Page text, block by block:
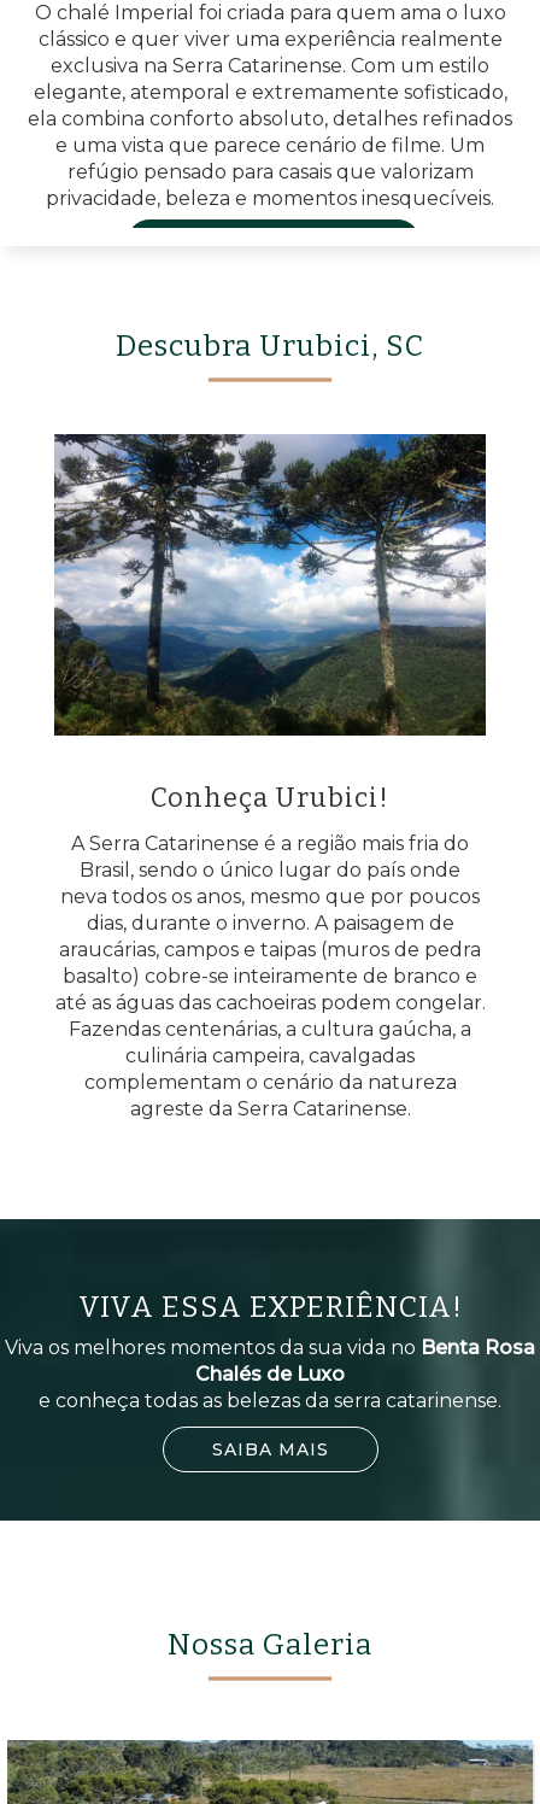
O chalé Imperial foi criada para quem ama o luxo
clássico e quer viver uma experiência realmente
exclusiva na Serra Catarinense. Com um estilo
elegante, atemporal e extremamente sofisticado,
ela combina conforto absoluto, detalhes refinados
e uma vista que parece cenário de filme. Um
refúgio pensado para casais que valorizam
privacidade, beleza e momentos inesquecíveis.
Descubra Urubici, SC
Conheça Urubici!
A Serra Catarinense é a região mais fria do
Brasil, sendo o único lugar do país onde
neva todos os anos, mesmo que por poucos
dias, durante o inverno. A paisagem de
araucárias, campos e taipas (muros de pedra
basalto) cobre-se inteiramente de branco e
até as águas das cachoeiras podem congelar.
Fazendas centenárias, a cultura gaúcha, a
culinária campeira, cavalgadas
complementam o cenário da natureza
agreste da Serra Catarinense.
VIVA ESSA EXPERIÊNCIA!
Viva os melhores momentos da sua vida no Benta Rosa
Chalés de Luxo
e conheça todas as belezas da serra catarinense.
SAIBA MAIS
Nossa Galeria